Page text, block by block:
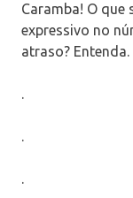
Caramba! O que
expressivo no
atraso? Entenda.
.
.
.